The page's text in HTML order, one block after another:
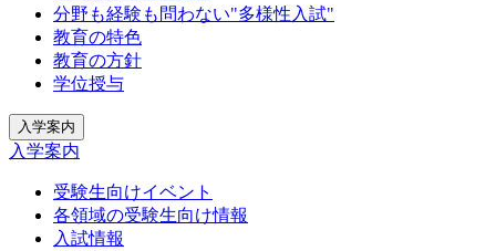
分野も経験も問わない"多様性入試"
教育の特色
教育の方針
学位授与
入学案内
入学案内
受験生向けイベント
各領域の受験生向け情報
入試情報